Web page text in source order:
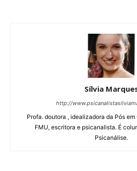
Sílvia
http://
Profa. doutora , idealizadora da Pós
FMU, escritora e psicanalista. É
Psicanálise.